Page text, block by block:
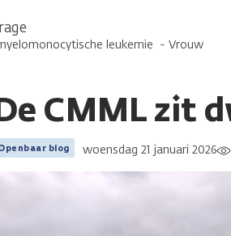
leukemie Vrouw
CMML zit
blog woensdag 21 januari 2026